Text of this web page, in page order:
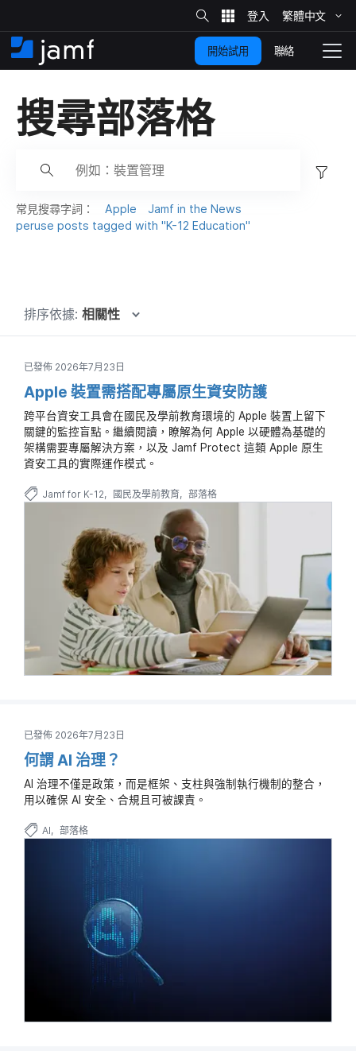
​
至
​
要
​
內
網
站
​搜
尋
繁體​中文
住
家
切
換
開始試用 聯絡
搜尋部​落格
常​見​搜尋​字詞： Apple
Jamf in the News
peruse posts tagged with "K-12 Education"
排序依據: 相關性
已發佈 2026年7月23日
Apple 裝置需搭配專屬原生資安防護
跨平台資安工具會在國民及學前教育環境的 Apple 裝置上留下
關鍵的監控盲點。繼續閱讀，瞭解為何 Apple 以硬體為基礎的
架構需要專屬解決方案，以及 Jamf Protect 這類 Apple 原生
資安工具的實際運作模式。
Jamf for K-12 國民及學前教育 部落格
已發佈 2026年7月23日
何謂 AI 治理？
AI 治理不僅是政策，而是框架、支柱與強制執行機制的整合，
用以確保 AI 安全、合規且可被課責。
AI 部落格